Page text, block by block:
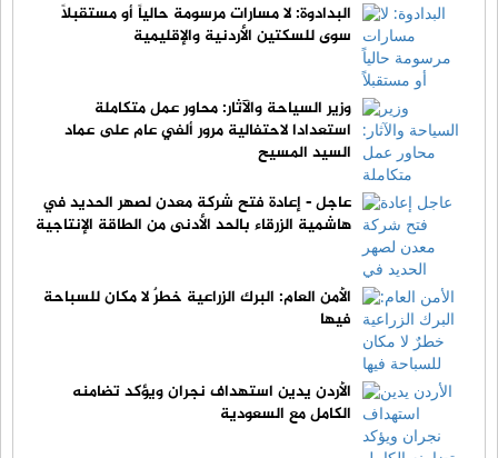
البدادوة: لا مسارات مرسومة حالياً أو مستقبلاً
سوى للسكتين الأردنية والإقليمية
وزير السياحة والآثار: محاور عمل متكاملة
استعدادا لاحتفالية مرور ألفي عام على عماد
السيد المسيح
عاجل - إعادة فتح شركة معدن لصهر الحديد في
هاشمية الزرقاء بالحد الأدنى من الطاقة الإنتاجية
الأمن العام: البرك الزراعية خطرٌ لا مكان للسباحة
فيها
الأردن يدين استهداف نجران ويؤكد تضامنه
الكامل مع السعودية